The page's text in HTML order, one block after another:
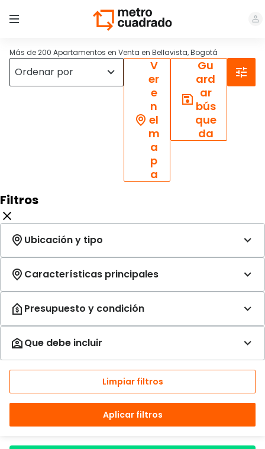
Más de 200 Apartamentos en Venta en Bellavista, Bogotá
V
er
e
n
el
m
a
p
a
Gu
ard
ar
bús
que
da
Filtros
Limpiar filtros
Aplicar filtros